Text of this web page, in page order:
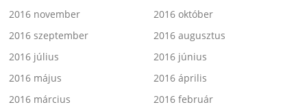
2016 november
2016 október
2016 szeptember
2016 augusztus
2016 július
2016 június
2016 május
2016 április
2016 március
2016 február